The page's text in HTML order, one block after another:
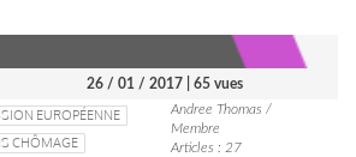
26 / 01 / 2017 | 65 vues
EUROPÉENNE
CHÔMAGE
Andree Thomas /
Membre
Articles : 27